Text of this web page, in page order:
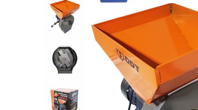
Accesorii pompe
Scule și Unelte electrice
Masini de gaurit
Masini de gaurit si insurubat
Circulare si fierastraie electrice